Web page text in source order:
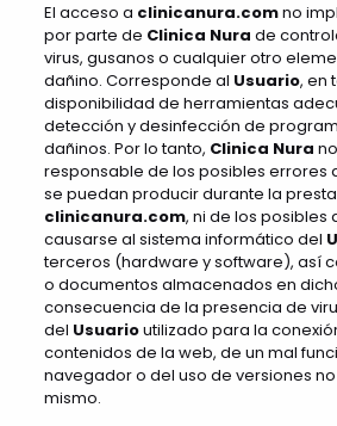
El acceso a clinicanura.comno
por parte de Clinica Nura de
virus, gusanos o cualquier otro
dañino. Corresponde al Usuario, en
disponibilidad de herramientas
detección y desinfección de
dañinos. Por lo tanto, Clinica Nura
responsable de los posibles errores
se puedan producir durante la
clinicanura.com, ni de los posibles
causarse al sistema informático del
terceros (hardware y software), así
o documentos almacenados en
consecuencia de la presencia de
del Usuarioutilizado para la
contenidos de la web, de un mal
navegador o del uso de versiones
mismo.